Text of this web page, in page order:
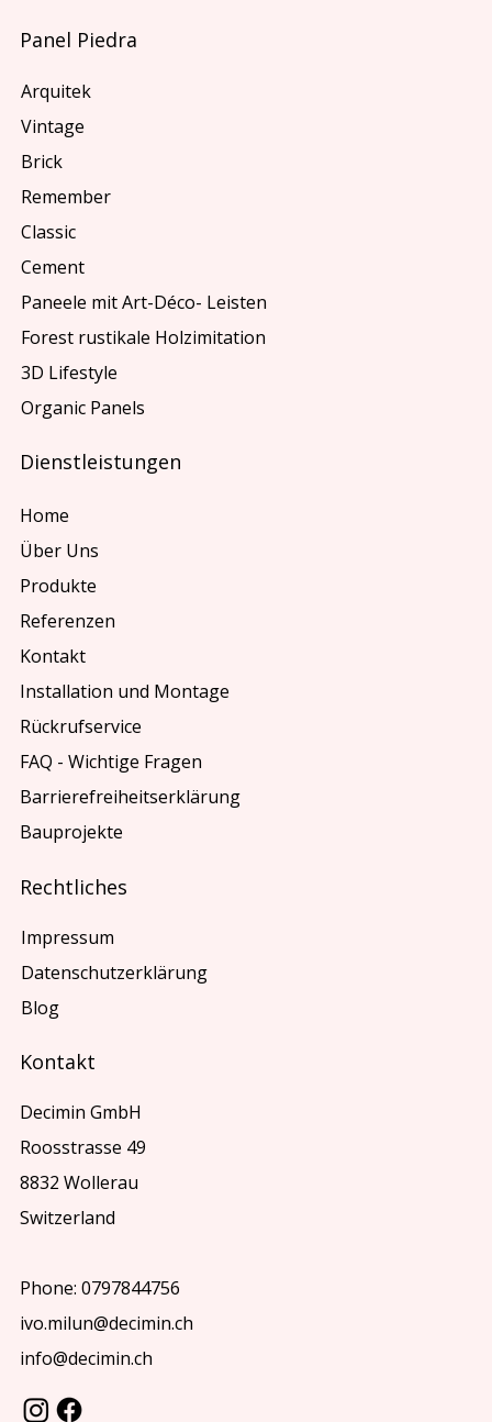
Panel Piedra
Arquitek
Vintage
Brick
Remember
Classic
Cement
Paneele mit Art-Déco- Leisten
Forest rustikale Holzimitation
3D Lifestyle
Organic Panels
Dienstleistungen
Home
Über Uns
Produkte
Referenzen
Kontakt
Installation und Montage
Rückrufservice
FAQ - Wichtige Fragen
Barrierefreiheitserklärung
Bauprojekte
Kontakt
Decimin GmbH
Roosstrasse 49
8832 Wollerau
Switzerland
Phone: 0797844756
ivo.milun@decimin.ch
info@decimin.ch
Rechtliches
Impressum
Datenschutzerklärung
Blog